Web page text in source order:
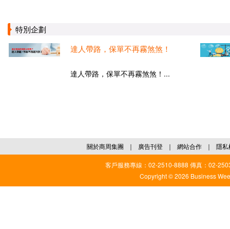
特別企劃
達人帶路，保單不再霧煞煞！
達人帶路，保單不再霧煞煞！...
關於商周集團 ｜ 廣告刊登 ｜ 網站合作 ｜ 隱私
客戶服務專線：02-2510-8888 傳真：02-
Copyright © 2026 Business